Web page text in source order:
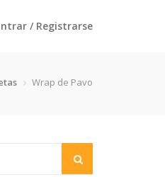
/ Registrarse
Wrap de Pavo